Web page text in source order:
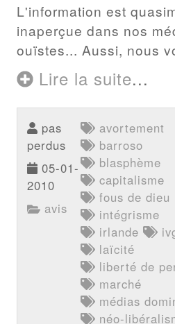
L'information est
inaperçue dans nos
ouïstes... Aussi, nous
Lire la suite...
pas
perdus
05-01-
2010
avis
avortement
barroso
blasphème
capitalisme
fous de dieu
intégrisme
irlande
laïcité
liberté de
marché
médias
néo-